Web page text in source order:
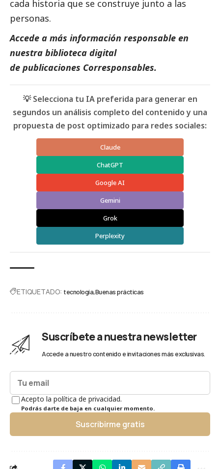
cada historia que se construye junto a las
personas.
Accede a más información responsable en
nuestra biblioteca digital
de publicaciones Corresponsables.
💡 Selecciona tu IA preferida para generar en
segundos un análisis completo del contenido y una
propuesta de post optimizado para redes sociales:
Claude
ChatGPT
Google AI
Gemini
Grok
Perplexity
ETIQUETADO: tecnología Buenas prácticas
Suscríbete a nuestra newsletter
Accede a nuestro contenido e invitaciones más exclusivas.
Acepto la política de privacidad.
Podrás darte de baja en cualquier momento.
Suscribirme gratis